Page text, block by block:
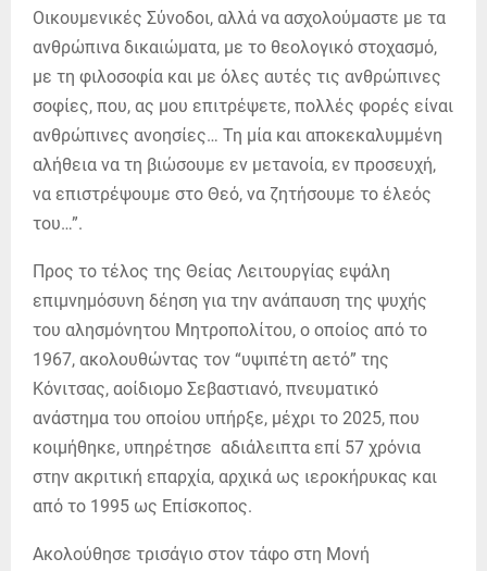
Οικουμενικές Σύνοδοι, αλλά να ασχολούμαστε με τα
ανθρώπινα δικαιώματα, με το θεολογικό στοχασμό,
με τη φιλοσοφία και με όλες αυτές τις ανθρώπινες
σοφίες, που, ας μου επιτρέψετε, πολλές φορές είναι
ανθρώπινες ανοησίες… Τη μία και αποκεκαλυμμένη
αλήθεια να τη βιώσουμε εν μετανοία, εν προσευχή,
να επιστρέψουμε στο Θεό, να ζητήσουμε το έλεός
του…”.
Προς το τέλος της Θείας Λειτουργίας εψάλη
επιμνημόσυνη δέηση για την ανάπαυση της ψυχής
του αλησμόνητου Μητροπολίτου, ο οποίος από το
1967, ακολουθώντας τον “υψιπέτη αετό” της
Κόνιτσας, αοίδιομο Σεβαστιανό, πνευματικό
ανάστημα του οποίου υπήρξε, μέχρι το 2025, που
κοιμήθηκε, υπηρέτησε αδιάλειπτα επί 57 χρόνια
στην ακριτική επαρχία, αρχικά ως ιεροκήρυκας και
από το 1995 ως Επίσκοπος.
Ακολούθησε τρισάγιο στον τάφο στη Μονή